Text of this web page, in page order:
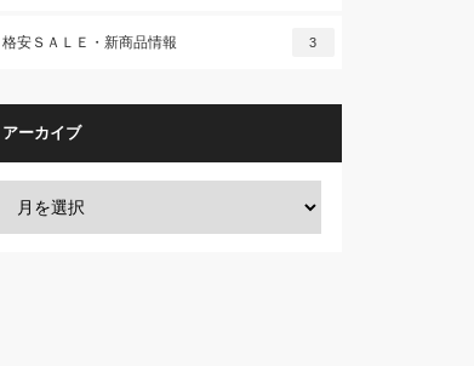
格安ＳＡＬＥ・新商品情報 3
アーカイブ